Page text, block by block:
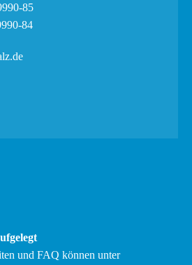
85
84
und FAQ können unter